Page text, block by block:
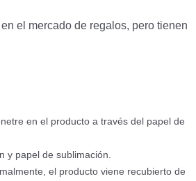
el mercado de regalos, pero tienen
en el producto a través del papel de
y papel de sublimación.
el producto viene recubierto de